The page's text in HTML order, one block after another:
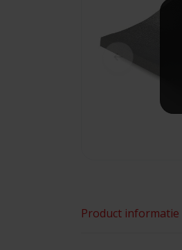
Product informatie